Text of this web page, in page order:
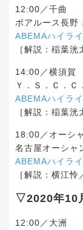
12:00／千曲
ボアルース長野
ABEMAハイライ
［解説：稲葉洸
14:00／横須賀
Ｙ．Ｓ．Ｃ．Ｃ
ABEMAハイライ
［解説：稲葉洸
18:00／オーシ
名古屋オーシャ
ABEMAハイライ
［解説：横江怜
▽2020年10
12:00／大洲